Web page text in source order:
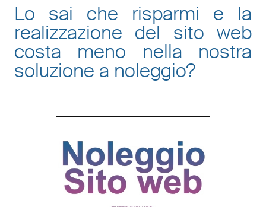
Lo sai che risparmi e la
realizzazione del sito web
costa meno nella nostra
soluzione a noleggio?